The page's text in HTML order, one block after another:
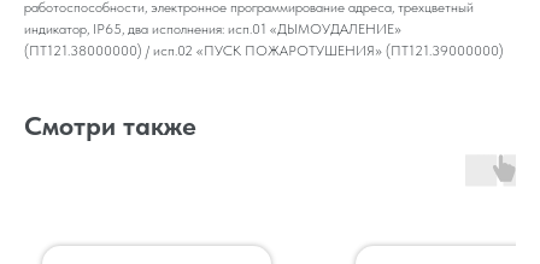
работоспособности, электронное программирование адреса, трехцветный
индикатор, IP65, два исполнения: исп.01 «ДЫМОУДАЛЕНИЕ»
(ПТ121.38000000) / исп.02 «ПУСК ПОЖАРОТУШЕНИЯ» (ПТ121.39000000)
Смотри также